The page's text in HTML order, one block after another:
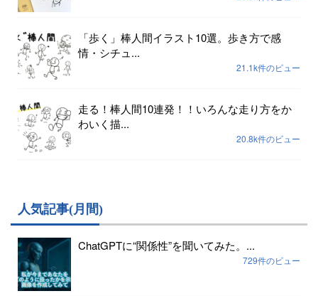
「歩く」棒人間イラスト10選。歩き方で感
情・シチュ...
21.1k件のビュー
走る！棒人間10連発！！いろんな走り方をか
わいく描...
20.8k件のビュー
人気記事(月間)
ChatGPTに“関係性”を聞いてみた。...
729件のビュー